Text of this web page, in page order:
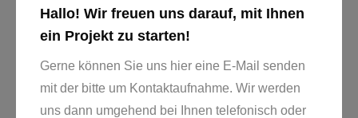
Hallo! Wir freuen uns darauf, mit Ihnen
ein Projekt zu starten!
Gerne können Sie uns hier eine E-Mail senden
mit der bitte um Kontaktaufnahme. Wir werden
uns dann umgehend bei Ihnen telefonisch oder